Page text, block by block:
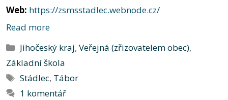
Web: https://zsmsstadlec.webnode.cz/
Read more
Rubriky
Jihočeský kraj,Veřejná (zřizovatelem obec),
Základní škola
Štítky
Stádlec, Tábor
1 komentář